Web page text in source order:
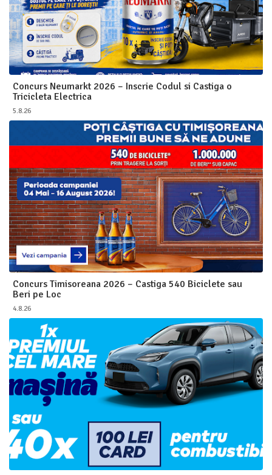
Concurs Neumarkt 2026 – Inscrie Codul si Castiga o
Tricicleta Electrica
5.8.26
Concurs Timisoreana 2026 – Castiga 540 Biciclete sau
Beri pe Loc
4.8.26